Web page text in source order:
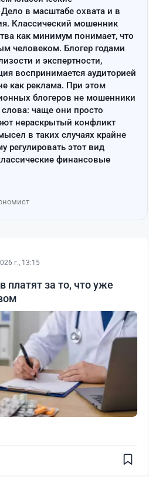
в масштабе охвата и в
Классический мошенник
как минимум понимает, что
человеком. Блогер годами
и экспертности,
воспринимается аудиторией
как реклама. При этом
блогеров не мошенники
чаще они просто
нераскрытый конфликт
в таких случаях крайне
этот вид
финансовые
г., 13:15
платят за то, что уже